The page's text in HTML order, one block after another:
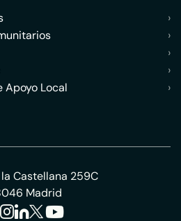
›
›
›
›
Apoyo Local
›
Castellana 259C
Madrid